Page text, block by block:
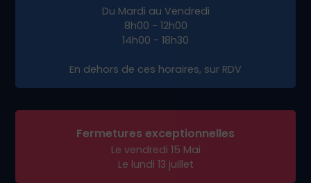
Du Mardi au Vendredi
8h00 - 12h00
14h00 - 18h30
En dehors de ces horaires, sur RDV
Fermetures exceptionnelles
Le vendredi 15 Mai
Le lundi 13 juillet